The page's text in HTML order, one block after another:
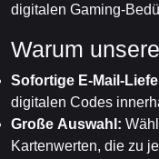
digitalen Gaming-
Warum
Sofortige E-Mail-
digitalen Codes
Große Auswahl:
Kartenwerten, die zu